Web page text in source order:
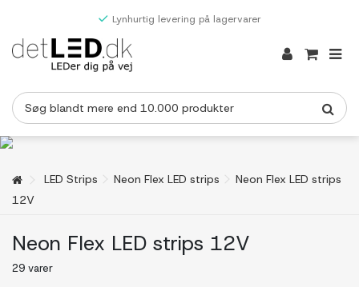
Lynhurtig levering på lagervarer
LED Strips Neon Flex LED strips
Neon Flex LED strips
12V
Neon Flex LED strips 12V
29 varer